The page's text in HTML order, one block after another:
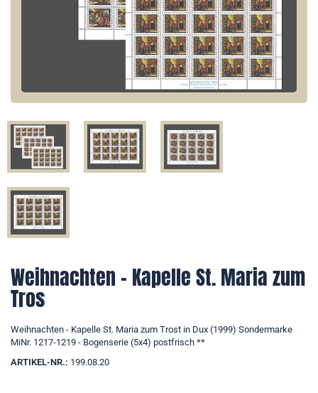
Weihnachten - Kapelle St. Maria zum
Tros
Weihnachten - Kapelle St. Maria zum Trost in Dux (1999) Sondermarke
MiNr. 1217-1219 - Bogenserie (5x4) postfrisch **
ARTIKEL-NR.: 199.08.20